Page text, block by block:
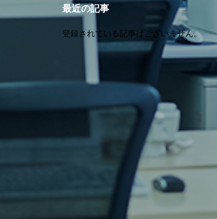
最近の記事
登録されている記事はございません。